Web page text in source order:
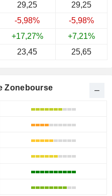
29,25
29,25
-5,98%
-5,98%
+17,27%
+7,21%
23,45 25,65
Zonebourse